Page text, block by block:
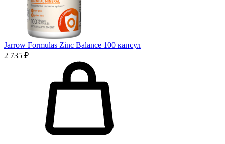
Jarrow Formulas Zinc Balance 100 капсул
2 735 ₽